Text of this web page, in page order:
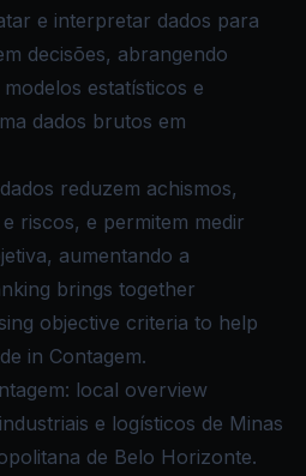
e interpretar dados para
decisões, abrangendo
estatísticos e
dados brutos em
reduzem achismos,
riscos, e permitem medir
aumentando a
brings together
objective criteria to help
in Contagem.
local overview
e logísticos de Minas
de Belo Horizonte.